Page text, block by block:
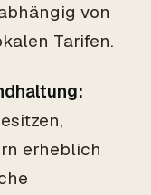
von
Tarifen.
erheblich